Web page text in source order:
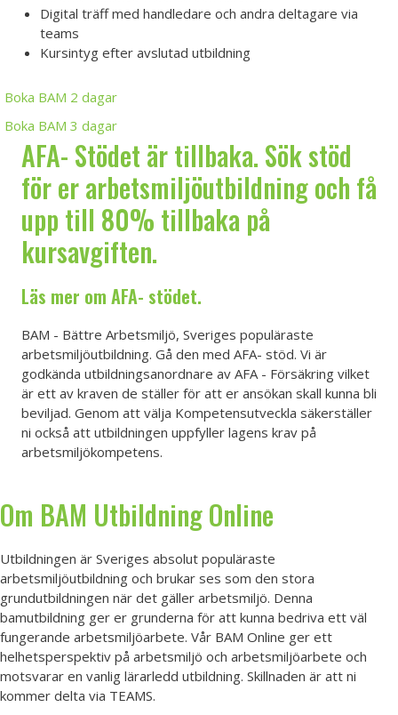
Digital träff med handledare och andra deltagare via
teams
Kursintyg efter avslutad utbildning
Boka BAM 2 dagar
Boka BAM 3 dagar
AFA- Stödet är tillbaka. Sök stöd
för er arbetsmiljöutbildning och få
upp till 80% tillbaka på
kursavgiften.
Läs mer om AFA- stödet.
BAM - Bättre Arbetsmiljö, Sveriges populäraste
arbetsmiljöutbildning. Gå den med AFA- stöd. Vi är
godkända utbildningsanordnare av AFA - Försäkring vilket
är ett av kraven de ställer för att er ansökan skall kunna bli
beviljad. Genom att välja Kompetensutveckla säkerställer
ni också att utbildningen uppfyller lagens krav på
arbetsmiljökompetens.
Om BAM Utbildning Online
Utbildningen är Sveriges absolut populäraste
arbetsmiljöutbildning och brukar ses som den stora
grundutbildningen när det gäller arbetsmiljö. Denna
bamutbildning ger er grunderna för att kunna bedriva ett väl
fungerande arbetsmiljöarbete. Vår BAM Online ger ett
helhetsperspektiv på arbetsmiljö och arbetsmiljöarbete och
motsvarar en vanlig lärarledd utbildning. Skillnaden är att ni
kommer delta via TEAMS.